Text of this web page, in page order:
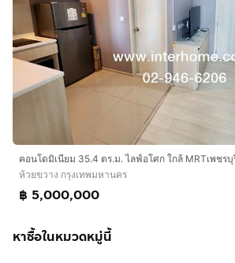
ห้วยขวาง กรุงเทพมหานคร
฿ 5,000,000
หาซื้อในหมวดหมู่นี้